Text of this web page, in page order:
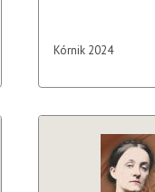
Kórnik 2024